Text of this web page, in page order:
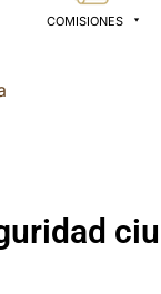
COMISIONES